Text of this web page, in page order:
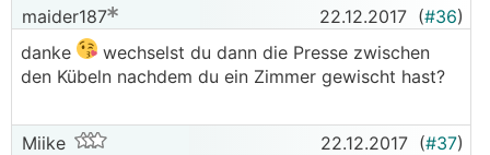
maider187 22.12.2017 (#36)
danke
wechselst du dann die Presse zwischen
den Kübeln nachdem du ein Zimmer gewischt hast?
Miike 22.12.2017 (#37)